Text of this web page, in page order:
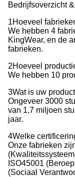
Bedrijfsoverzicht
1Hoeveel
We hebben 4
KingWear, en de
fabrieken.
2Hoeveel
We hebben 10
3Wat is uw
Ongeveer 3000
van 1,7 miljoen
jaar.
4Welke
Onze fabrieken
ISO45001
(Sociaal